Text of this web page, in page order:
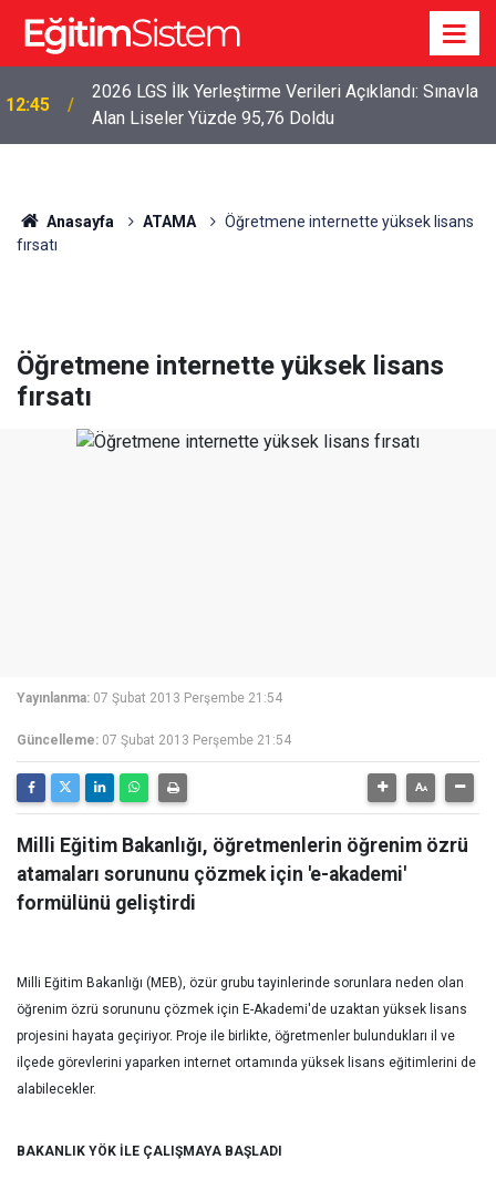
12:45
2026 LGS İlk Yerleştirme Verileri Açıklandı: Sınavla
Alan Liseler Yüzde 95,76 Doldu
Anasayfa ATAMA
Öğretmene internette yüksek lisans
fırsatı
Öğretmene internette yüksek lisans
fırsatı
Yayınlanma: 07 Şubat 2013 Perşembe 21:54
Güncelleme: 07 Şubat 2013 Perşembe 21:54
Milli Eğitim Bakanlığı, öğretmenlerin öğrenim özrü
atamaları sorununu çözmek için 'e-akademi'
formülünü geliştirdi
Milli Eğitim Bakanlığı ( MEB), özür grubu tayinlerinde sorunlara neden olan
öğrenim özrü sorununu çözmek için E-Akademi'de uzaktan yüksek lisans
projesini hayata geçiriyor. Proje ile birlikte, öğretmenler bulundukları il ve
ilçede görevlerini yaparken internet ortamında yüksek lisans eğitimlerini de
alabilecekler.
BAKANLIK YÖK İLE ÇALIŞMAYA BAŞLADI